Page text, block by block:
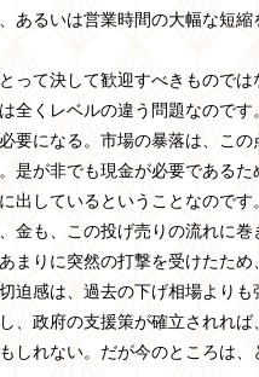
あるいは営業時間の大幅な短縮
って決して歓迎すべきものでは
全くレベルの違う問題なのです
要になる。市場の暴落は、この
是が非でも現金が必要であるた
出しているということなのです。
金も、この投げ売りの流れに巻
まりに突然の打撃を受けたため
迫感は、過去の下げ相場よりも
、政府の支援策が確立されれば
しれない。だが今のところは、